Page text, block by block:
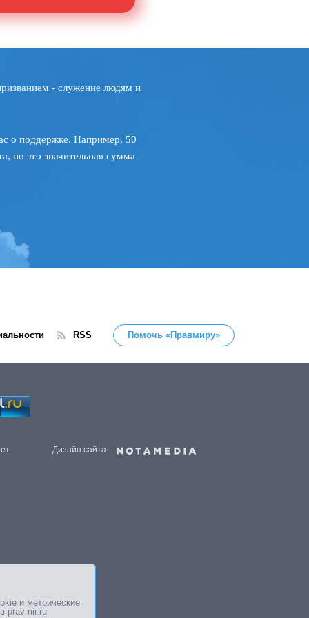
- служение людям и
о поддержке. Например, 50
но это значительная сумма
RSS Помочь «Правмиру»
Дизайн сайта -
и метрические
в pravmir.ru